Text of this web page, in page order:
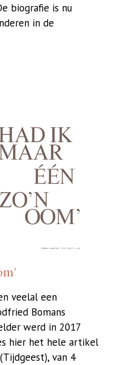
biografie is nu
in de
veelal een
Bomans
werd in 2017
hier het hele artikel
van 4